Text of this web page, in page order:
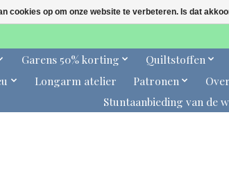
Garens 50% korting Quiltstoffen
Longarm atelier Patronen
Stuntaanbieding van de
cookies op om onze website te verbeteren. Is dat